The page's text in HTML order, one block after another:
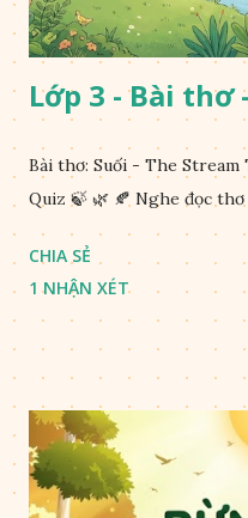
Lớp 3 - Bài thơ
Bài thơ: Suối - The
Quiz 🍃 🌿 🍂 Nghe đọc
CHIA SẺ
1 NHẬN XÉT